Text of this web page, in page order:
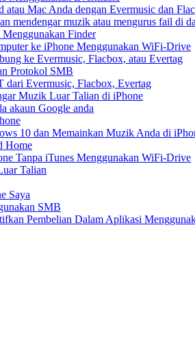
atau Mac Anda dengan Evermusic dan
mendengar muzik atau mengurus fail di
Finder
ke iPhone Menggunakan WiFi-Drive
ke Evermusic, Flacbox, atau Evertag
Protokol SMB
dari Evermusic, Flacbox, Evertag
Muzik Luar Talian di iPhone
akaun Google anda
10 dan Memainkan Muzik Anda di
Home
Tanpa iTunes Menggunakan WiFi-Drive
Talian
Saya
SMB
Pembelian Dalam Aplikasi